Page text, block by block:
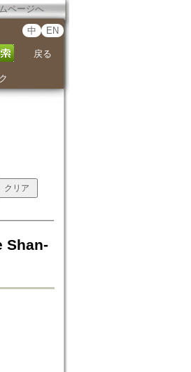
ページへ
中 EN
戻る
Shan-